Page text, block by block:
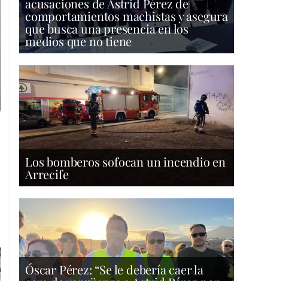
acusaciones de Astrid Pérez de
comportamientos machistas y asegura
que busca una presencia en los
medios que no tiene
Los bomberos sofocan un incendio en
Arrecife
Óscar Pérez: “Se le debería caer la